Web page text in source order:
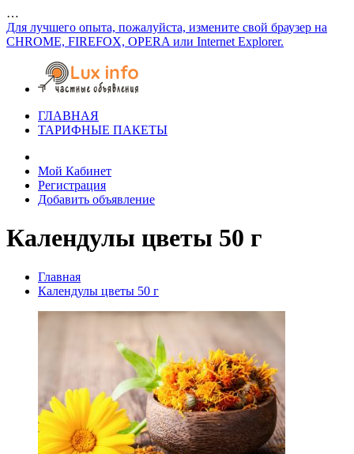
…
Для лучшего опыта, пожалуйста, измените свой браузер на
CHROME, FIREFOX, OPERA или Internet Explorer.
ГЛАВНАЯ
ТАРИФНЫЕ ПАКЕТЫ
Мой Кабинет
Регистрация
Добавить объявление
Календулы цветы 50 г
Главная
Календулы цветы 50 г